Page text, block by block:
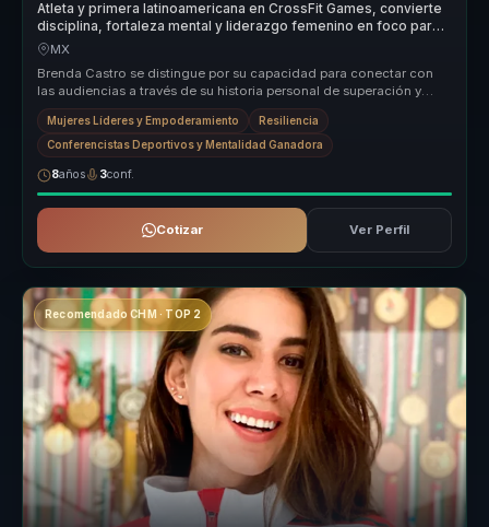
Atleta y primera latinoamericana en CrossFit Games, convierte
disciplina, fortaleza mental y liderazgo femenino en foco para
equipos.
MX
Brenda Castro se distingue por su capacidad para conectar con
las audiencias a través de su historia personal de superación y
éxito en el...
Mujeres Líderes y Empoderamiento Resiliencia
Conferencistas Deportivos y Mentalidad Ganadora
8años 3conf.
Cotizar Ver Perfil
Recomendado CHM · TOP 2